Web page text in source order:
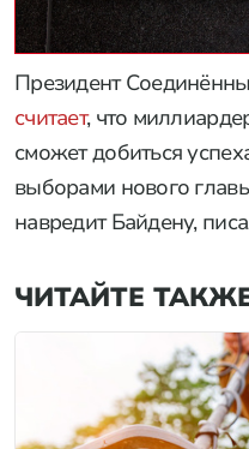
Президент
считает, что
сможет добиться
выборами нового
навредит Байдену,
ЧИТАЙТЕ